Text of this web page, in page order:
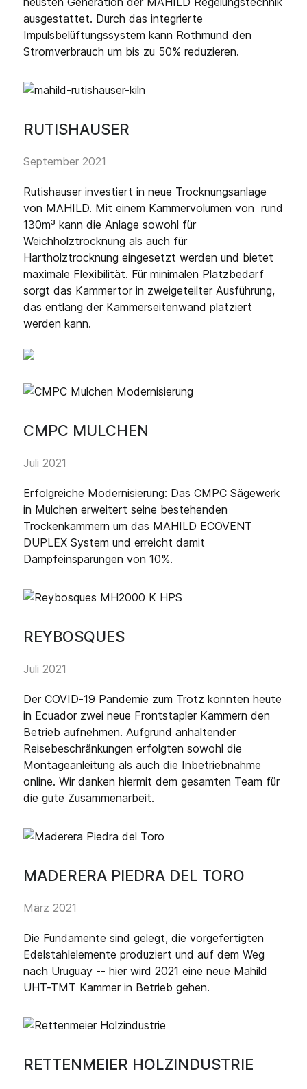
ausgestattet. Durch das integrierte
Impulsbelüftungssystem kann Rothmund den
Stromverbrauch um bis zu 50% reduzieren.
RUTISHAUSER
September 2021
Rutishauser investiert in neue Trocknungsanlage
von MAHILD. Mit einem Kammervolumen von rund
130m³ kann die Anlage sowohl für
Weichholztrocknung als auch für
Hartholztrocknung eingesetzt werden und bietet
maximale Flexibilität. Für minimalen Platzbedarf
sorgt das Kammertor in zweigeteilter Ausführung,
das entlang der Kammerseitenwand platziert
werden kann.
CMPC MULCHEN
Juli 2021
Erfolgreiche Modernisierung: Das CMPC Sägewerk
in Mulchen erweitert seine bestehenden
Trockenkammern um das MAHILD ECOVENT
DUPLEX System und erreicht damit
Dampfeinsparungen von 10%.
REYBOSQUES
Juli 2021
Der COVID-19 Pandemie zum Trotz konnten heute
in Ecuador zwei neue Frontstapler Kammern den
Betrieb aufnehmen. Aufgrund anhaltender
Reisebeschränkungen erfolgten sowohl die
Montageanleitung als auch die Inbetriebnahme
online. Wir danken hiermit dem gesamten Team für
die gute Zusammenarbeit.
MADERERA PIEDRA DEL TORO
März 2021
Die Fundamente sind gelegt, die vorgefertigten
Edelstahlelemente produziert und auf dem Weg
nach Uruguay -- hier wird 2021 eine neue Mahild
UHT-TMT Kammer in Betrieb gehen.
RETTENMEIER HOLZINDUSTRIE